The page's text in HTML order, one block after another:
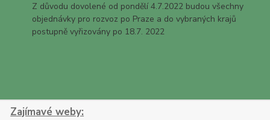
Z důvodu dovolené od pondělí 4.7.2022 budou všechny
objednávky pro rozvoz po Praze a do vybraných krajů
postupně vyřizovány po 18.7. 2022
Zajímavé weby: